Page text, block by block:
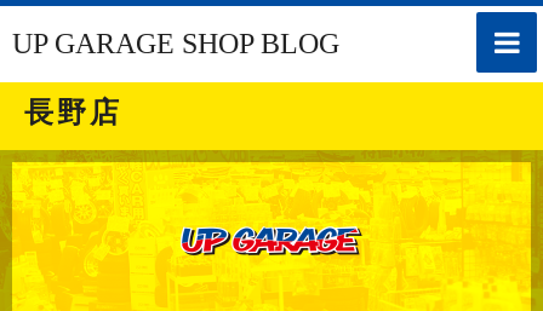
toggle
UP GARAGE SHOP BLOG
長野店